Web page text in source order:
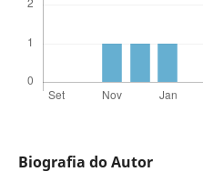
Biografia do Autor